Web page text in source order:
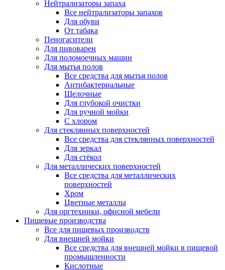
Нейтрализаторы запаха
Все нейтрализаторы запахов
Для обуви
От табака
Пеногасители
Для пивоварен
Для поломоечных машин
Для мытья полов
Все средства для мытья полов
Антибактериальные
Щелочные
Для глубокой очистки
Для ручной мойки
С хлором
Для стеклянных поверхностей
Все средства для стеклянных поверхностей
Для зеркал
Для стёкол
Для металлических поверхностей
Все средства для металлических
поверхностей
Хром
Цветные металлы
Для оргтехники, офисной мебели
Пищевые производства
Все для пищевых производств
Для внешней мойки
Все средства для внешней мойки в пищевой
промышленности
Кислотные